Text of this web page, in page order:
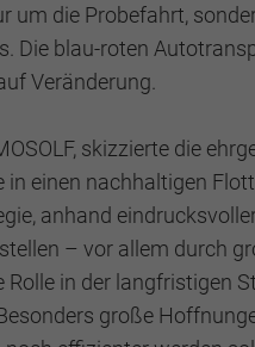
um die Probefahrt,
Die blau-roten
Veränderung.
skizzierte die
einen nachhaltigen
anhand
– vor allem durch
in der langfristigen
große